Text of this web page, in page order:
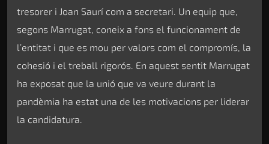
tresorer i Joan Saurí com a secretari. Un equip que,
segons Marrugat, coneix a fons el funcionament de
l’entitat i que es mou per valors com el compromís, la
cohesió i el treball rigorós. En aquest sentit Marrugat
ha exposat que la unió que va veure durant la
pandèmia ha estat una de les motivacions per liderar
la candidatura.